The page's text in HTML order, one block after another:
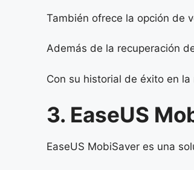
También ofrece la opción de
Además de la recuperación
Con su historial de éxito en
3. EaseUS
EaseUS MobiSaver es una